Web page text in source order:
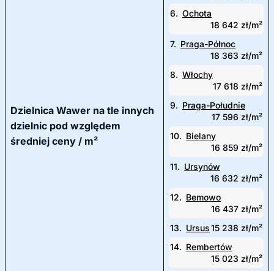
Dzielnica Wawer na tle innych
dzielnic pod względem
średniej ceny / m²
6. Ochota
18 642 zł/m²
7. Praga-Północ
18 363 zł/m²
8. Włochy
17 618 zł/m²
9. Praga-Południe
17 596 zł/m²
10. Bielany
16 859 zł/m²
11. Ursynów
16 632 zł/m²
12. Bemowo
16 437 zł/m²
13. Ursus15 238 zł/m²
14. Rembertów
15 023 zł/m²